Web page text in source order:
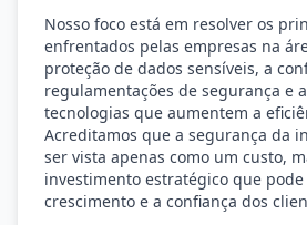
Nosso foco está em resolver os
enfrentados pelas empresas na
proteção de dados sensíveis, a
regulamentações de segurança e
tecnologias que aumentem a
Acreditamos que a segurança da
ser vista apenas como um custo,
investimento estratégico que
crescimento e a confiança dos